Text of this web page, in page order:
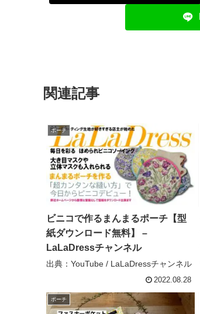
関連記事
ポーチ
ビニコで作るまんまるポーチ【型
紙ダウンロード無料】 –
LaLaDressチャンネル
出典：YouTube / LaLaDressチャンネル
2022.08.28
ポーチ